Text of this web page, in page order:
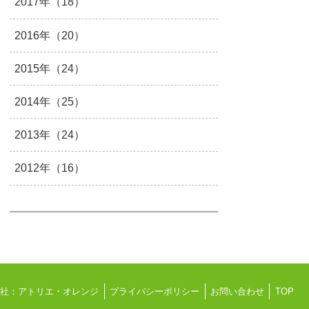
2016年（20）
2015年（24）
2014年（25）
2013年（24）
2012年（16）
：アトリエ・オレンジ プライバシーポリシー お問い合わせ TOP